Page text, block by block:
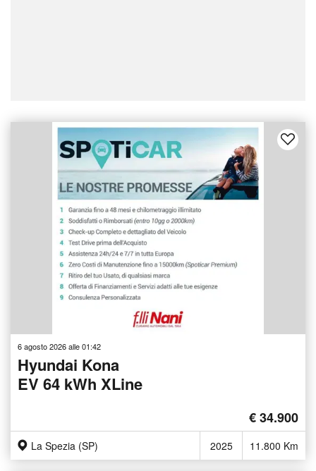
6 agosto 2026 alle 01:42
Hyundai Kona
EV 64 kWh XLine
€ 34.900
La Spezia (SP) 2025 11.800 Km